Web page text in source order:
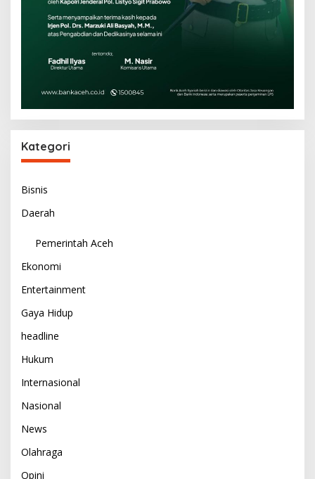
Kategori
Bisnis
Daerah
Pemerintah Aceh
Ekonomi
Entertainment
Gaya Hidup
headline
Hukum
Internasional
Nasional
News
Olahraga
Opini